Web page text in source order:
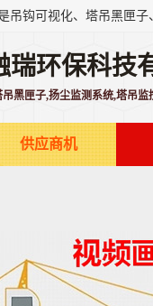
瑞环保科技
黑匣子,扬尘监测系统,塔吊监
供应商机